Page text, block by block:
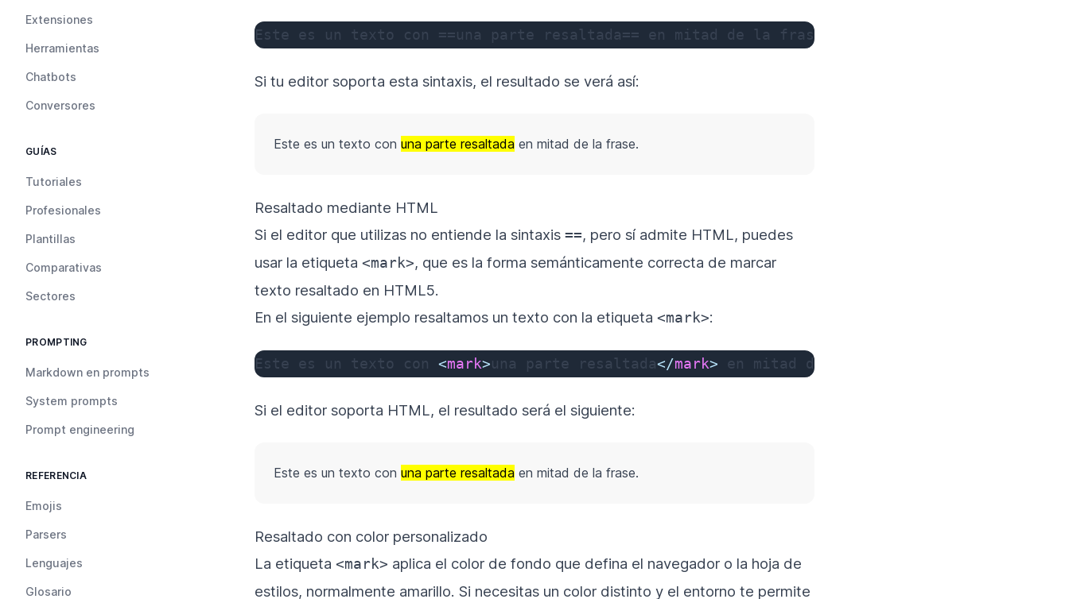
Extensiones
Herramientas
Chatbots
Conversores
GUÍAS
Tutoriales
Profesionales
Plantillas
Comparativas
Sectores
PROMPTING
Markdown en prompts
System prompts
Prompt engineering
REFERENCIA
Emojis
Parsers
Lenguajes
Glosario
Este es un texto con ==una parte resaltada== en mitad de la frase.
Si tu editor soporta esta sintaxis, el resultado se verá así:
Este es un texto con una parte resaltada en mitad de la frase.
Resaltado mediante HTML
Si el editor que utilizas no entiende la sintaxis ==, pero sí admite HTML, puedes
usar la etiqueta <mark>, que es la forma semánticamente correcta de marcar
texto resaltado en HTML5.
En el siguiente ejemplo resaltamos un texto con la etiqueta <mark>:
Este es un texto con <mark>una parte resaltada</mark> en mitad de la frase.
Si el editor soporta HTML, el resultado será el siguiente:
Este es un texto con una parte resaltada en mitad de la frase.
Resaltado con color personalizado
La etiqueta <mark> aplica el color de fondo que defina el navegador o la hoja de
estilos, normalmente amarillo. Si necesitas un color distinto y el entorno te permite